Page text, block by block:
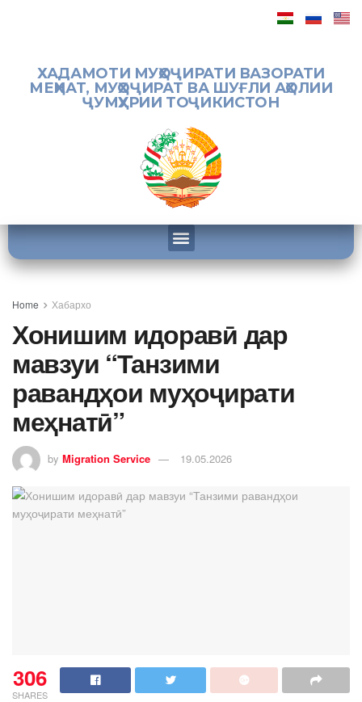
ХАДАМОТИ МУҲОҶИРАТИ ВАЗОРАТИ
МЕҲНАТ, МУҲОҶИРАТ ВА ШУҒЛИ АҲОЛИИ
ҶУМҲУРИИ ТОҶИКИСТОН
Home Хабархо
Хонишим идоравӣ дар
мавзуи “Танзими
равандҳои муҳоҷирати
меҳнатӣ”
by Migration Service 19.05.2026
306
SHARES